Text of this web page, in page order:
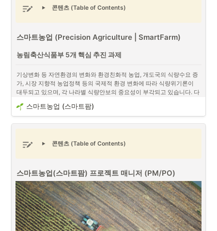
프로젝트 매니저(PM/PO)와 디지털 노마드 (출처 : Unsplash)
여 장소에 구애받지 않고 일하는 사람을 의미합니다.
프로젝트 매니저(PM/PO)로서 다양한 프로젝트를 진행 관리를 해온 경
험으로서 프로젝트 매니저는 디지털 노마드라는 단어와 매우 어울리는
삶에 대해서 생각해봐야할 것입니다. 개인적으로 디지털 노마드로서의
콘텐츠 (Table of Contents)
스마트농업 (Precision Agriculture | SmartFarm)
농림축산식품부 5개 핵심 추진 과제
기상변화 등 자연환경의 변화와 환경친화적 농업, 개도국의 식량수요 증
가, 시장 지향적 농업정책 등의 국제적 환경 변화에 따라 식량위기론이
대두되고 있으며, 각 나라별 식량안보의 중요성이 부각되고 있습니다. 다
•
노지 스마트농업
스마트농업 (스마트팜)
콘텐츠 (Table of Contents)
스마트농업(스마트팜) 프로젝트 매니저 (PM/PO)